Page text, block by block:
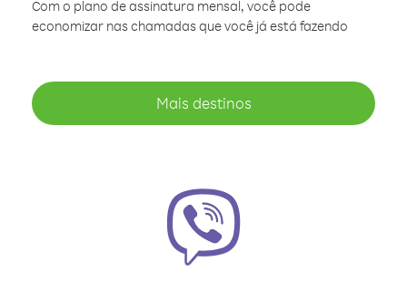
Com o plano de assinatura mensal, você pode
economizar nas chamadas que você já está fazendo
Mais destinos